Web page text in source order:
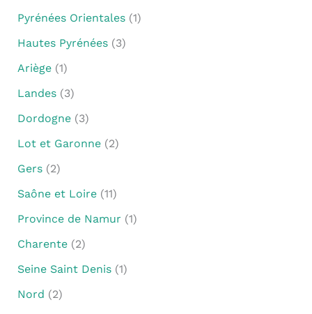
Pyrénées Orientales(1)
Hautes Pyrénées(3)
Ariège(1)
Landes(3)
Dordogne(3)
Lot et Garonne(2)
Gers(2)
Saône et Loire(11)
Province de Namur (1)
Charente(2)
Seine Saint Denis(1)
Nord (2)